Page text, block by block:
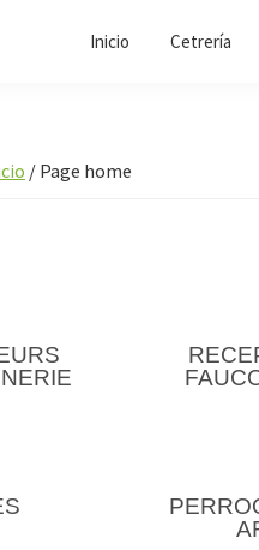
Inicio Cetrería
/ Page home